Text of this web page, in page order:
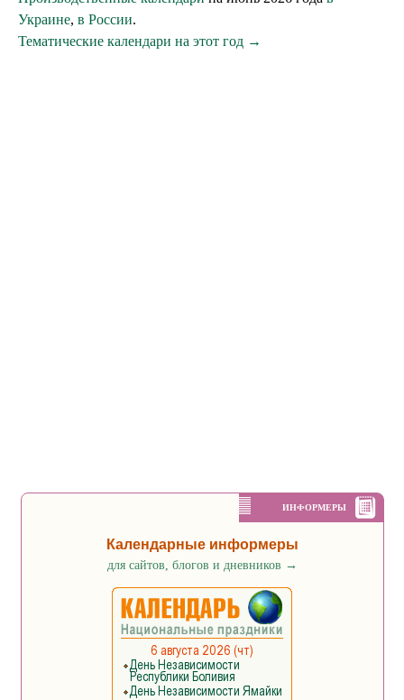
Украине, в России.
Тематические календари на этот год →
ИНФОРМЕРЫ
Календарные информеры
для сайтов, блогов и дневников →